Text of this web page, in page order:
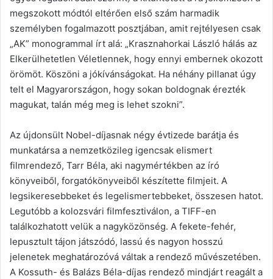
megszokott módtól eltérően első szám harmadik
személyben fogalmazott posztjában, amit rejtélyesen csak
„AK” monogrammal írt alá: „Krasznahorkai László hálás az
Elkerülhetetlen Véletlennek, hogy ennyi embernek okozott
örömöt. Köszöni a jókívánságokat. Ha néhány pillanat úgy
telt el Magyarországon, hogy sokan boldognak érezték
magukat, talán még meg is lehet szokni”.
Az újdonsült Nobel-díjasnak négy évtizede barátja és
munkatársa a nemzetközileg igencsak elismert
filmrendező, Tarr Béla, aki nagymértékben az író
könyveiből, forgatókönyveiből készítette filmjeit. A
legsikeresebbeket és legelismertebbeket, összesen hatot.
Legutóbb a kolozsvári filmfesztiválon, a TIFF-en
találkozhatott velük a nagyközönség. A fekete-fehér,
lepusztult tájon játszódó, lassú és nagyon hosszú
jelenetek meghatározóvá váltak a rendező művészetében.
A Kossuth- és Balázs Béla-díjas rendező mindjárt reagált a